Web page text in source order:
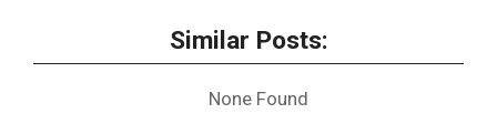
Similar Posts:
None Found